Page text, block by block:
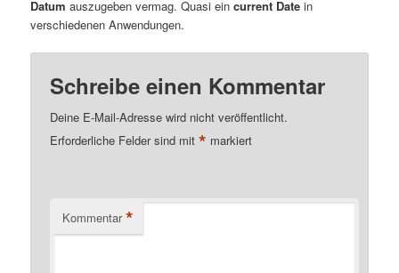
Datumauszugeben vermag. Quasi eincurrent Date in
verschiedenen Anwendungen.
Schreibe einen Kommentar
Deine E-Mail-Adresse wird nicht veröffentlicht.
Erforderliche Felder sind mit* markiert
Kommentar *